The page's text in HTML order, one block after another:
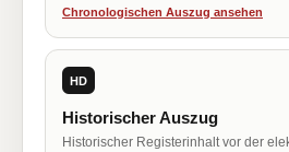
Chronologischen Auszug ansehen
HD
Historischer Auszug
Historischer Registerinhalt vor der